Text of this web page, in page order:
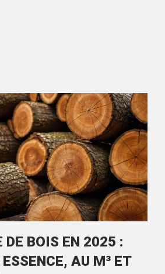
DE BOIS EN 2025 :
AU M³ ET